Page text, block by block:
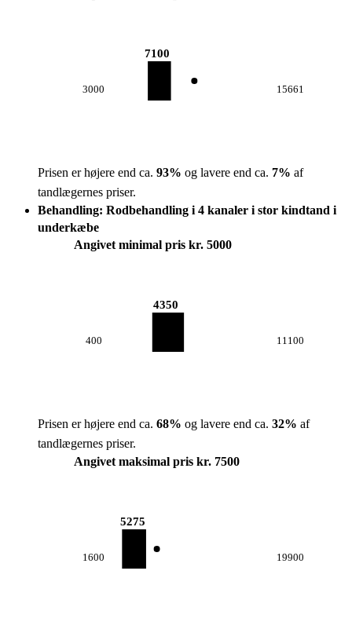
3000
7100
15661
Prisen er højere end ca. 93% og lavere end ca. 7% af
tandlægernes priser.
Behandling: Rodbehandling i 4 kanaler i stor kindtand i
underkæbe
Angivet minimal pris kr. 5000
400
4350
11100
Prisen er højere end ca. 68% og lavere end ca. 32% af
tandlægernes priser.
Angivet maksimal pris kr. 7500
1600
5275
19900